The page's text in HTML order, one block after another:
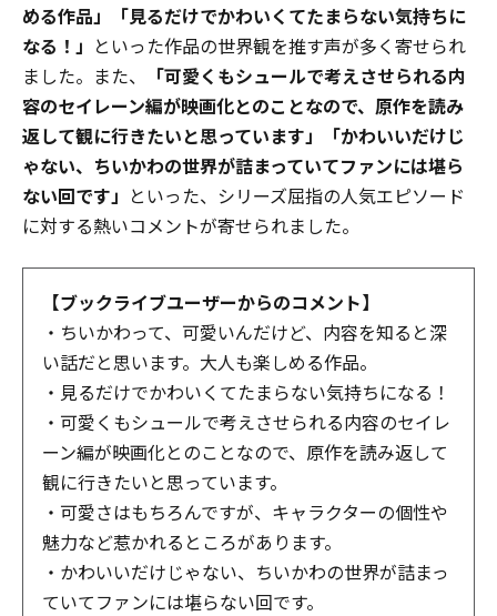
める作品」「見るだけでかわいくてたまらない気持ちに
なる！」 といった作品の世界観を推す声が多く寄せられ
ました。また、
「可愛くもシュールで考えさせられる内
容のセイレーン編が映画化とのことなので、原作を読み
返して観に行きたいと思っています」「かわいいだけじ
ゃない、ちいかわの世界が詰まっていてファンには堪ら
ない回です」 といった、シリーズ屈指の人気エピソード
に対する熱いコメントが寄せられました。
【ブックライブユーザーからのコメント】
・ちいかわって、可愛いんだけど、内容を知ると深
い話だと思います。大人も楽しめる作品。
・見るだけでかわいくてたまらない気持ちになる！
・可愛くもシュールで考えさせられる内容のセイレ
ーン編が映画化とのことなので、原作を読み返して
観に行きたいと思っています。
・可愛さはもちろんですが、キャラクターの個性や
魅力など惹かれるところがあります。
・かわいいだけじゃない、ちいかわの世界が詰まっ
ていてファンには堪らない回です。